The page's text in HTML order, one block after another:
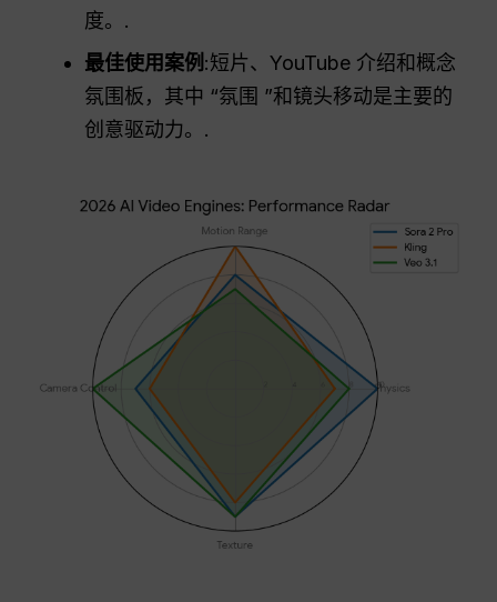
度。.
最佳使用案例:短片、YouTube 介绍和概念
氛围板，其中 “氛围 ”和镜头移动是主要的
创意驱动力。.